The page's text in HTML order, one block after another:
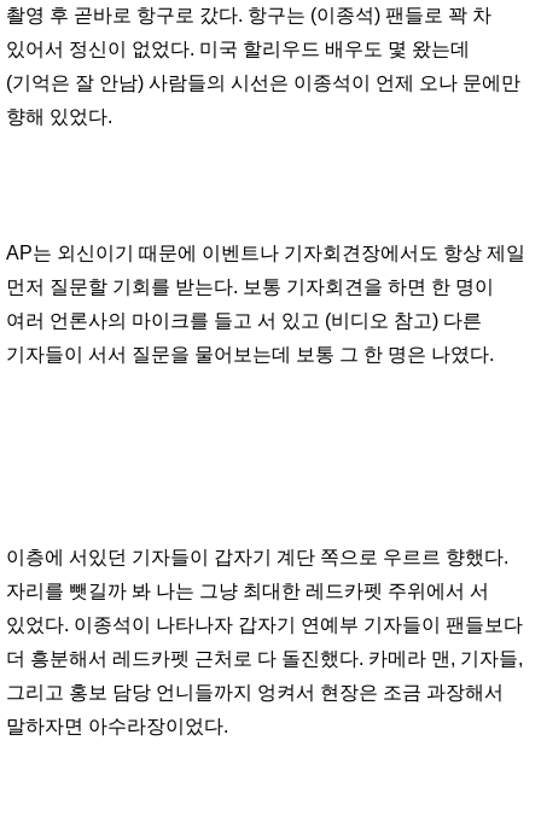
촬영 후 곧바로 항구로 갔다. 항구는 (이종석) 팬들로 꽉 차
있어서 정신이 없었다. 미국 할리우드 배우도 몇 왔는데
(기억은 잘 안남) 사람들의 시선은 이종석이 언제 오나 문에만
향해 있었다.
AP는 외신이기 때문에 이벤트나 기자회견장에서도 항상 제일
먼저 질문할 기회를 받는다. 보통 기자회견을 하면 한 명이
여러 언론사의 마이크를 들고 서 있고 (비디오 참고) 다른
기자들이 서서 질문을 물어보는데 보통 그 한 명은 나였다.
이층에 서있던 기자들이 갑자기 계단 쪽으로 우르르 향했다.
자리를 뺏길까 봐 나는 그냥 최대한 레드카펫 주위에서 서
있었다. 이종석이 나타나자 갑자기 연예부 기자들이 팬들보다
더 흥분해서 레드카펫 근처로 다 돌진했다. 카메라 맨, 기자들,
그리고 홍보 담당 언니들까지 엉켜서 현장은 조금 과장해서
말하자면 아수라장이었다.